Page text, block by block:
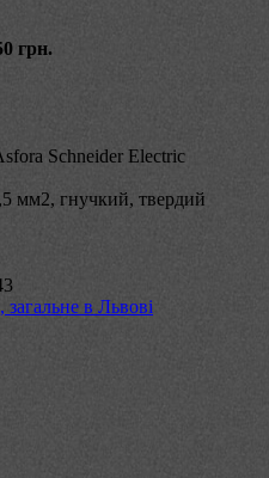
грн.
Schneider Electric
мм2, гнучкий, твердий
в Львові